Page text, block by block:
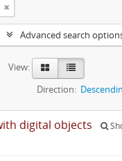
Advanced search
View:
Direction:
digital objects